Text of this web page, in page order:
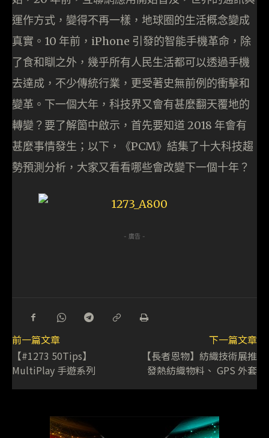
運作方式，變得不再一樣，地球圈的生活概念變成
真實。10 年前，iPhone 引發的智能手機革命，除
了食和瞓之外，幾乎所有人民生活都可以透過手機
去達成，不少傳統行業，更受著史無前例的衝擊和
變革。下一個大年，科技界又會有甚麼翻天覆地的
轉變？要了解箇中啟示，首先要知道 2018 年會有
甚麼事情發生；以下，《PCM》結集了十大科技趨
勢預測分析，大家又看看哪些會改變下一個十年？
- 廣告 -
前一篇文章
【#1273 50Tips】
MultiPlay 手遊系列
下一篇文章
【長者恩物】紡織技術展推
發熱紡織物料、 GPS 外套